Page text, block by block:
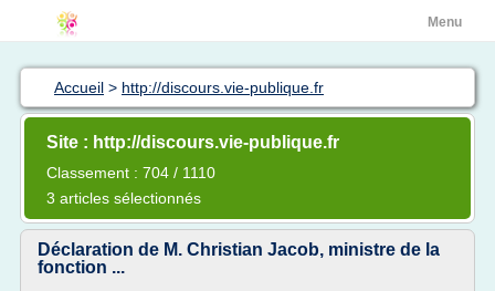
Menu
Accueil > http://discours.vie-publique.fr
Site : http://discours.vie-publique.fr
Classement : 704 / 1110
3 articles sélectionnés
Déclaration de M. Christian Jacob, ministre de la
fonction ...